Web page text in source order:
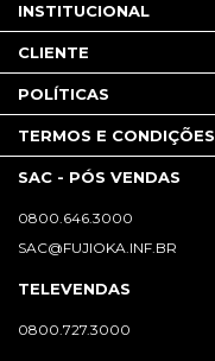
INSTITUCIONAL
CLIENTE
POLÍTICAS
TERMOS E CONDIÇÕES
SAC - PÓS VENDAS
0800.646.3000
SAC@FUJIOKA.INF.BR
TELEVENDAS
0800.727.3000